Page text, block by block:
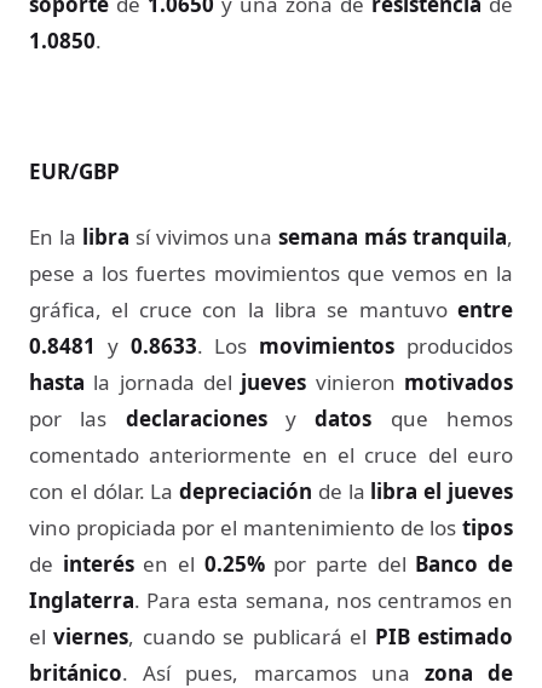
1.0850.
EUR/GBP
En la libra sí vivimos unasemana más tranquila,
pese a los fuertes movimientos que vemos en la
gráfica, el cruce con la libra se mantuvo entre
0.8481 y 0.8633. Los movimientos producidos
hasta la jornada del jueves vinieron motivados
por las declaracionesydatos que hemos
comentado anteriormente en el cruce del euro
con el dólar. Ladepreciación de la libra el jueves
vino propiciada por el mantenimiento de los tipos
de interés en el 0.25%por parte del Banco de
Inglaterra. Para esta semana, nos centramos en
elviernes, cuando se publicará el PIB estimado
británico. Así pues, marcamos una zona de